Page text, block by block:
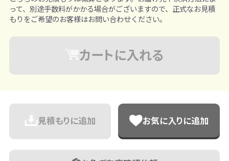
って、別途手数料がかかる場合がございますので、正式なお見積
もりをご希望のお客様はお問い合わせください。
カートに入れる
見積もりに追加 お気に入りに追加